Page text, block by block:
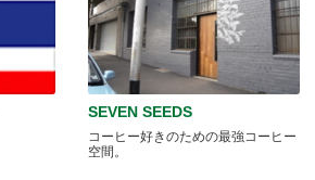
SEVEN SEEDS
コーヒー好きのための最強コーヒー
空間。